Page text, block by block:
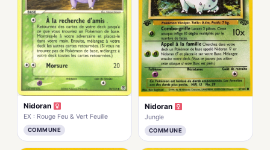
Nidoran
EX : Rouge Feu & Vert Feuille
COMMUNE
Nidoran
Jungle
COMMUNE